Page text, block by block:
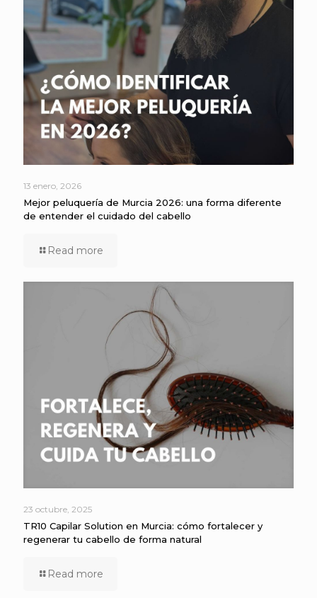
13 enero, 2026
Mejor peluquería de Murcia 2026: una forma diferente
de entender el cuidado del cabello
Read more
23 octubre, 2025
TR10 Capilar Solution en Murcia: cómo fortalecer y
regenerar tu cabello de forma natural
Read more